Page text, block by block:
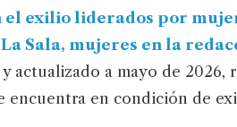
el exilio liderados por
La Sala, mujeres en la
actualizado a mayo de 2026,
encuentra en condición de